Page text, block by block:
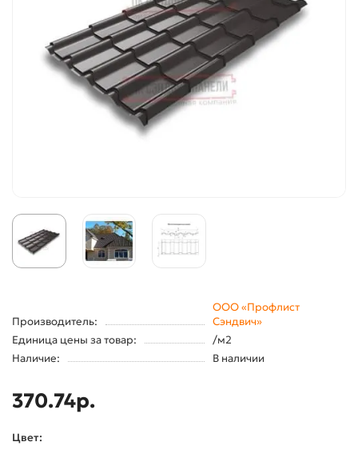
Производитель:
ООО «Профлист
Сэндвич»
Единица цены за товар:
/м2
Наличие:
В наличии
370.74р.
Цвет: